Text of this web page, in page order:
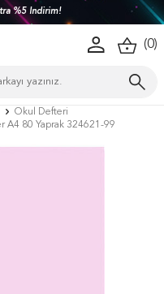
%5 İndirim!
(0)
Okul Defteri
A4 80 Yaprak 324621-99